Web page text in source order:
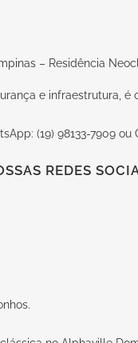
e infraestrutura,
(19) 98133-7909 ou
REDES